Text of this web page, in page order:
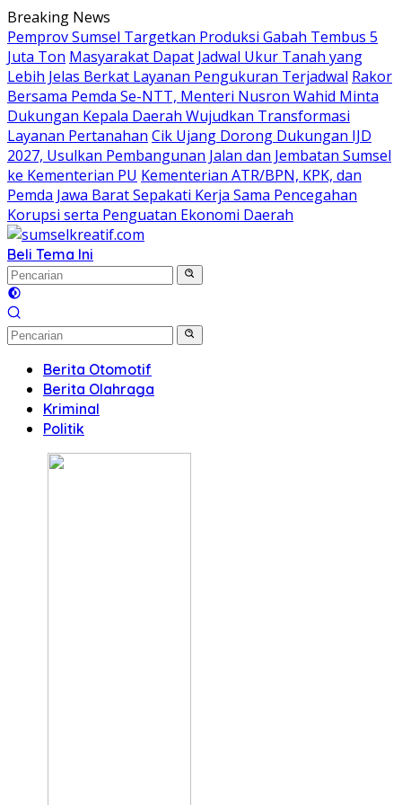
Langsung
ke
konten
Breaking News
Pemprov Sumsel Targetkan Produksi Gabah Tembus 5
Juta Ton Masyarakat Dapat Jadwal Ukur Tanah yang
Lebih Jelas Berkat Layanan Pengukuran Terjadwal Rakor
Bersama Pemda Se-NTT, Menteri Nusron Wahid Minta
Dukungan Kepala Daerah Wujudkan Transformasi
Layanan Pertanahan Cik Ujang Dorong Dukungan IJD
2027, Usulkan Pembangunan Jalan dan Jembatan Sumsel
ke Kementerian PU Kementerian ATR/BPN, KPK, dan
Pemda Jawa Barat Sepakati Kerja Sama Pencegahan
Korupsi serta Penguatan Ekonomi Daerah
Beli Tema Ini
Berita Otomotif
Berita Olahraga
Kriminal
Politik